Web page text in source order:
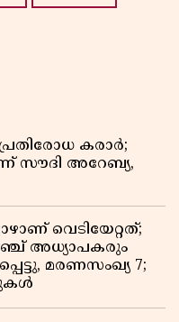
കരാർ;
സൗദി അറേബ്യ,
വെടിയേറ്റത്;
അധ്യാപകരും
മരണസംഖ്യ 7;